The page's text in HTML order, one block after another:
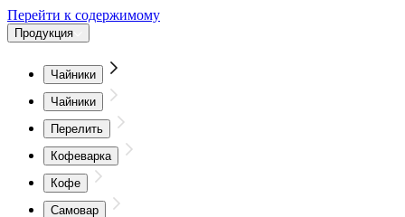
Перейти к содержимому
Продукция
Чайники
Чайники
Перелить
Кофеварка
Кофе
Самовар